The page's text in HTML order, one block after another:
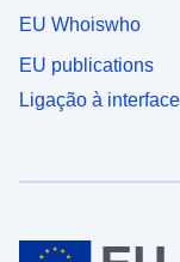
EU Whoiswho
EU publications
Ligação à